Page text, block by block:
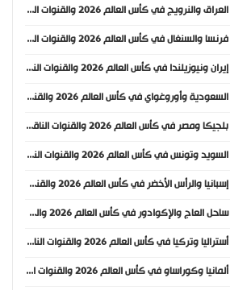
موعد مباراة العراق والنرويج في كأس العالم 2026 والقنوات الناقلة
موعد مباراة فرنسا والسنغال في كأس العالم 2026 والقنوات الناقلة
موعد مباراة إيران ونيوزيلندا في كأس العالم 2026 والقنوات الناقلة
موعد مباراة السعودية وأوروغواي في كأس العالم 2026 والقنوات الناقلة
موعد مباراة بلجيكا ومصر في كأس العالم 2026 والقنوات الناقلة
موعد مباراة السويد وتونس في كأس العالم 2026 والقنوات الناقلة
موعد مباراة إسبانيا والرأس الأخضر في كأس العالم 2026 والقنوات الناقلة
موعد مباراة ساحل العاج والإكوادور في كأس العالم 2026 والقنوات الناقلة
موعد مباراة أستراليا وتركيا في كأس العالم 2026 والقنوات الناقلة
موعد مباراة ألمانيا وكوراساو في كأس العالم 2026 والقنوات الناقلة